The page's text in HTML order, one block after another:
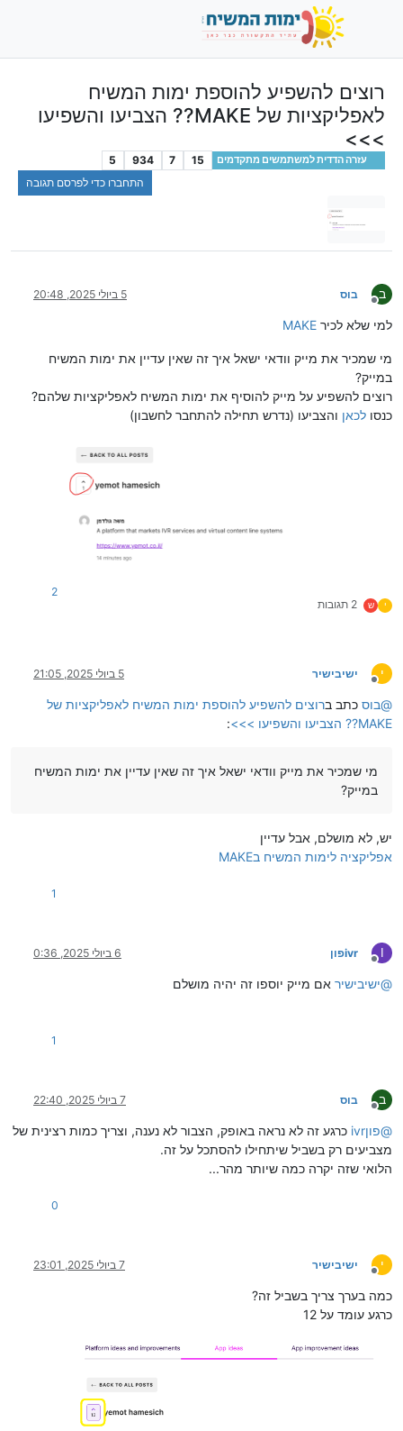
רוצים להשפיע להוספת ימות המשיח
לאפליקציות של MAKE?? הצביעו והשפיעו
>>>
עזרה הדדית למשתמשים מתקדמים 15
7
934
5
התחברו כדי לפרסם תגובה
ב
מנותק
בוס 5 ביולי 2025, 20:48
למי שלא לכיר MAKE
מי שמכיר את מייק וודאי ישאל איך זה שאין עדיין את ימות המשיח
במייק?
רוצים להשפיע על מייק להוסיף את ימות המשיח לאפליקציות שלהם?
כנסו לכאן והצביעו (נדרש תחילה להתחבר לחשבון)
י ש 2 תגובות
2
י
מנותק
ישיבישיר 5 ביולי 2025, 21:05
@בוס כתב ברוצים להשפיע להוספת ימות המשיח לאפליקציות של
MAKE?? הצביעו והשפיעו >>>
:
מי שמכיר את מייק וודאי ישאל איך זה שאין עדיין את ימות המשיח
במייק?
יש, לא מושלם, אבל עדיין
אפליקציה לימות המשיח בMAKE
1
I
מנותק
ivrפון 6 ביולי 2025, 0:36
@ישיבישיר אם מייק יוספו זה יהיה מושלם
1
ב
מנותק
בוס 7 ביולי 2025, 22:40
@ivrפון
כרגע זה לא נראה באופק, הצבור לא נענה, וצריך כמות רצינית של
מצביעים רק בשביל שיתחילו להסתכל על זה.
הלואי שזה יקרה כמה שיותר מהר...
0
י
מנותק
ישיבישיר 7 ביולי 2025, 23:01
כמה בערך צריך בשביל זה?
כרגע עומד על 12